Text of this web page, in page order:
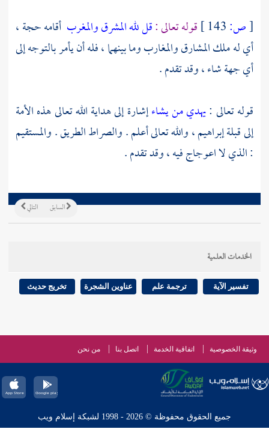
[ص: قوله تعالى :قل لله المشرق والمغرب أقامه حجة ،
أي له ملك المشارق والمغارب وما بينهما ، فله أن يأمر بالتوجه إلى
أي جهة شاء ، وقد تقدم .
قوله تعالى :يهدي من يشاءإشارة إلى هداية الله تعالى هذه الأمة
إلى قبلةإبراهيم، والله تعالى أعلم . والصراط الطريق . والمستقيم
: الذي لا اعوجاج فيه ، وقد تقدم .
التالي السابق
الخدمات العلمية
تفسير الآية ترجمة علم عناوين الشجرة تخريج حديث
وثيقة الخصوصية اتفاقية الخدمة اتصل بنا من نحن
جميع الحقوق محفوظة © 2026 - 1998 لشبكة إسلام ويب